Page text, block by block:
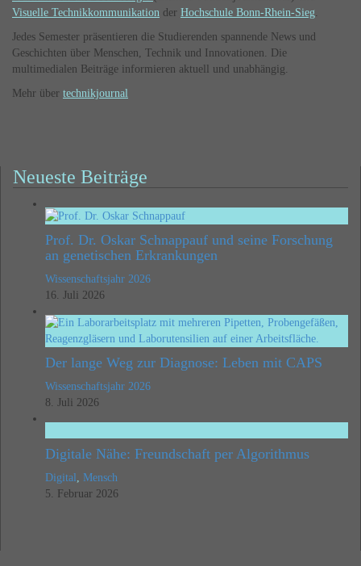
Visuelle Technikkommunikation der Hochschule Bonn-Rhein-Sieg.
Jedes Semester präsentieren die Studierenden spannende News und
Geschichten über Menschen, Technik und Innovationen. Die
multimedialen Beiträge informieren aktuell und unabhängig.
Mehr über technikjournal
Neueste Beiträge
Prof. Dr. Oskar Schnappauf und seine Forschung
an genetischen Erkrankungen
Wissenschaftsjahr 2026
16. Juli 2026
Der lange Weg zur Diagnose: Leben mit CAPS
Wissenschaftsjahr 2026
8. Juli 2026
Digitale Nähe: Freundschaft per Algorithmus
Digital, Mensch
5. Februar 2026